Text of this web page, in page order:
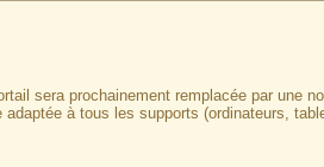
sera prochainement remplacée par une
à tous les supports (ordinateurs,